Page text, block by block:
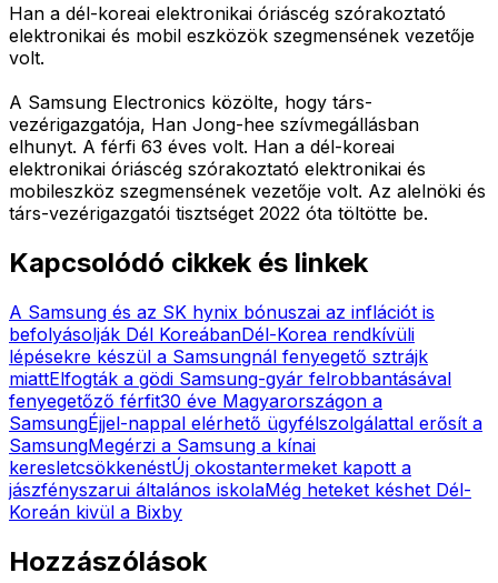
Han a dél-koreai elektronikai óriáscég szórakoztató
elektronikai és mobil eszközök szegmensének vezetője
volt.
A Samsung Electronics közölte, hogy társ-
vezérigazgatója, Han Jong-hee szívmegállásban
elhunyt. A férfi 63 éves volt. Han a dél-koreai
elektronikai óriáscég szórakoztató elektronikai és
mobileszköz szegmensének vezetője volt. Az alelnöki és
társ-vezérigazgatói tisztséget 2022 óta töltötte be.
Kapcsolódó cikkek és linkek
A Samsung és az SK hynix bónuszai az inflációt is
befolyásolják Dél KoreábanDél-Korea rendkívüli
lépésekre készül a Samsungnál fenyegető sztrájk
miattElfogták a gödi Samsung-gyár felrobbantásával
fenyegetőző férfit30 éve Magyarországon a
SamsungÉjjel-nappal elérhető ügyfélszolgálattal erősít a
SamsungMegérzi a Samsung a kínai
keresletcsökkenéstÚj okostantermeket kapott a
jászfényszarui általános iskolaMég heteket késhet Dél-
Koreán kivül a Bixby
Hozzászólások